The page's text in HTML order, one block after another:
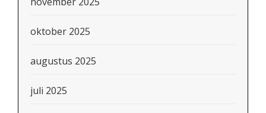
oktober 2025
augustus 2025
juli 2025